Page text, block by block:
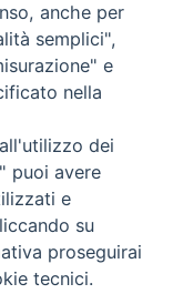
personali
anche per
semplici",
e
nella
dei
puoi avere
e
su
proseguirai
tecnici.